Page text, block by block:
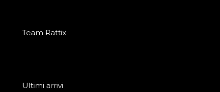
Team Rattix
Ultimi arrivi